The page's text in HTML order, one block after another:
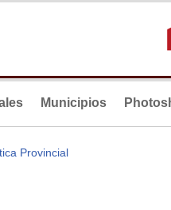
Municipios
Provincial